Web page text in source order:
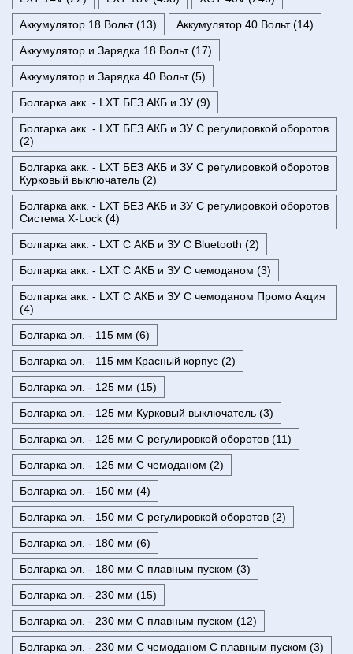
Аккумулятор 18 Вольт (13) Аккумулятор 40 Вольт (14)
Аккумулятор и Зарядка 18 Вольт (17)
Аккумулятор и Зарядка 40 Вольт (5)
Болгарка акк. - LXT БЕЗ АКБ и ЗУ (9)
Болгарка акк. - LXT БЕЗ АКБ и ЗУ С регулировкой оборотов
(2)
Болгарка акк. - LXT БЕЗ АКБ и ЗУ С регулировкой оборотов
Курковый выключатель (2)
Болгарка акк. - LXT БЕЗ АКБ и ЗУ С регулировкой оборотов
Система X-Lock (4)
Болгарка акк. - LXT С АКБ и ЗУ С Bluetooth (2)
Болгарка акк. - LXT С АКБ и ЗУ С чемоданом (3)
Болгарка акк. - LXT С АКБ и ЗУ С чемоданом Промо Акция
(4)
Болгарка эл. - 115 мм (6)
Болгарка эл. - 115 мм Красный корпус (2)
Болгарка эл. - 125 мм (15)
Болгарка эл. - 125 мм Курковый выключатель (3)
Болгарка эл. - 125 мм С регулировкой оборотов (11)
Болгарка эл. - 125 мм С чемоданом (2)
Болгарка эл. - 150 мм (4)
Болгарка эл. - 150 мм С регулировкой оборотов (2)
Болгарка эл. - 180 мм (6)
Болгарка эл. - 180 мм С плавным пуском (3)
Болгарка эл. - 230 мм (15)
Болгарка эл. - 230 мм С плавным пуском (12)
Болгарка эл. - 230 мм С чемоданом С плавным пуском (3)